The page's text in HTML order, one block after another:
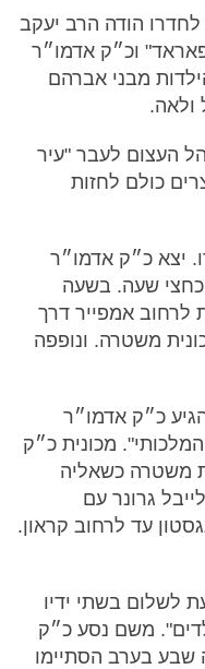
הודה הרב יעקב
וכ״ק אדמו״ר
מבני אברהם
ולאה.
העצום לעבר "עיר
כולם לחזות
יצא כ״ק אדמו״ר
כחצי שעה. בשעה
לרחוב אמפייר דרך
משטרה. ונופפה
כ״ק אדמו״ר
מכונית כ״ק
משטרה כשאליה
גרונר עם
עד לרחוב קראון.
לשלום בשתי ידיו
משם נסע כ״ק
בערב הסתיימו